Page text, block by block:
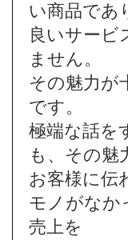
い商品であ
良いサー
ません。
その魅力が
です。
極端な話を
も、その魅
お客様に伝
モノがなか
売上を